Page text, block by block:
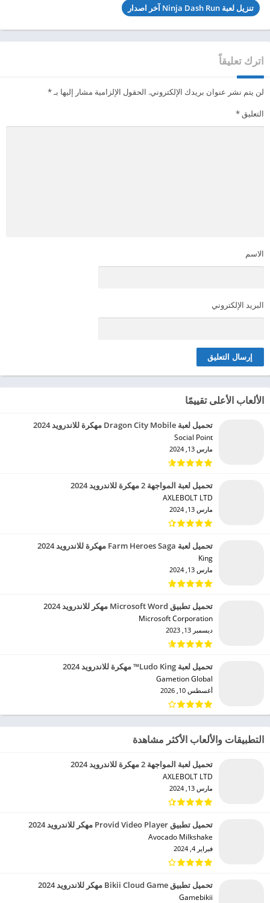
تنزيل لعبة Ninja Dash Run آخر اصدار
اترك تعليقاً
لن يتم نشر عنوان بريدك الإلكتروني. الحقول الإلزامية مشار إليها بـ*
التعليق*
الاسم
البريد الإلكتروني
الألعاب الأعلى تقييمًا
تحميل لعبة Dragon City Mobile مهكرة للاندرويد 2024
Social Point‏
مارس 13, 2024
تحميل لعبة المواجهة 2 مهكرة للاندرويد 2024
AXLEBOLT LTD‏
مارس 13, 2024
تحميل لعبة Farm Heroes Saga مهكرة للاندرويد 2024
King‏
مارس 13, 2024
تحميل تطبيق Microsoft Word مهكر للاندرويد 2024
Microsoft Corporation‏
ديسمبر 13, 2023
تحميل لعبة Ludo King™ مهكرة للاندرويد 2024
Gametion Global‏
أغسطس 10, 2026
التطبيقات والألعاب الأكثر مشاهدة
تحميل لعبة المواجهة 2 مهكرة للاندرويد 2024
AXLEBOLT LTD‏
مارس 13, 2024
تحميل تطبيق Provid Video Player مهكر للاندرويد 2024
Avocado Milkshake‏
فبراير 4, 2024
تحميل تطبيق Bikii Cloud Game مهكر للاندرويد 2024
Gamebikii‏